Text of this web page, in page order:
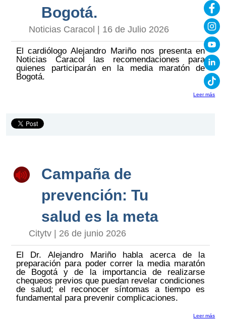
Bogotá.
Noticias Caracol | 16 de Julio 2026
El cardiólogo Alejandro Mariño nos presenta en
Noticias Caracol las recomendaciones para
quienes participarán en la media maratón de
Bogotá.
Leer más
Campaña de
prevención: Tu
salud es la meta
Citytv | 26 de junio 2026
El Dr. Alejandro Mariño habla acerca de la
preparación para poder correr la media maratón
de Bogotá y de la importancia de realizarse
chequeos previos que puedan revelar condiciones
de salud; el reconocer síntomas a tiempo es
fundamental para prevenir complicaciones.
Leer más